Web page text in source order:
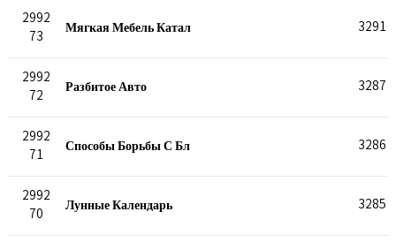
2992
73
Мягкая Мебель Катал 3291
2992
72
Разбитое Авто 3287
2992
71
Способы Борьбы С Бл 3286
2992
70
Лунные Календарь 3285